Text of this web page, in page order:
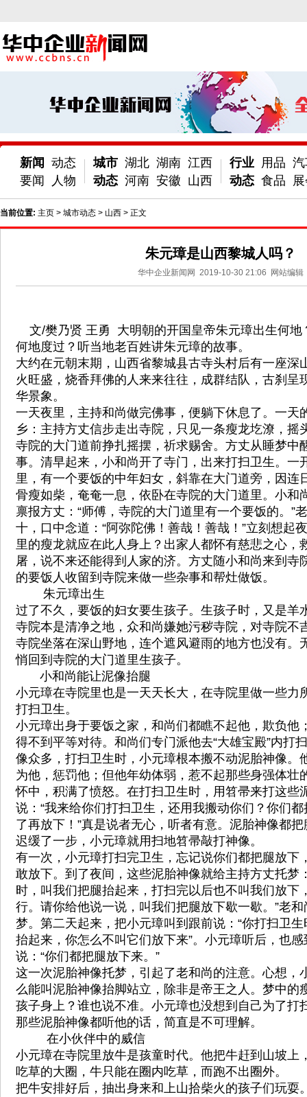
新闻
要闻
动态
人物
城市
动态
湖北 湖南 江西
河南 安徽 山西
行业
动态
用品
食品
当前位置: 主页 > 城市动态 > 山西 > 正文
朱元璋是山西黎城人吗？
华中企业新闻网 2019-10-30 21:06 网站编辑
文/樊乃贤 王勇 大明朝的开国皇帝朱元璋出生何地
何地度过？听当地老百姓讲朱元璋的故事。
大约在元朝末期，山西省黎城县古寺头村后有一座深
火旺盛，烧香拜佛的人来来往往，成群结队，古刹呈
华景象。
一天夜里，主持和尚做完佛事，便躺下休息了。一天
乡：主持方丈信步走出寺院，只见一条瘦龙圪潦，摇
寺院的大门道前挣扎摇摆，祈求赐舍。方丈从睡梦中
事。清早起来，小和尚开了寺门，出来打扫卫生。一
里，有一个要饭的中年妇女，斜靠在大门道旁，因连
骨瘦如柴，奄奄一息，依卧在寺院的大门道里。小和
禀报方丈：“师傅，寺院的大门道里有一个要饭的。”
十，口中念道：“阿弥陀佛！善哉！善哉！”立刻想起
里的瘦龙就应在此人身上？出家人都怀有慈悲之心，
屠，说不来还能得到人家的济。方丈随小和尚来到寺
的要饭人收留到寺院来做一些杂事和帮灶做饭。
朱元璋出生
过了不久，要饭的妇女要生孩子。生孩子时，又是羊
寺院本是清净之地，众和尚嫌她污秽寺院，对寺院不
寺院坐落在深山野地，连个遮风避雨的地方也没有。
悄回到寺院的大门道里生孩子。
小和尚能让泥像抬腿
小元璋在寺院里也是一天天长大，在寺院里做一些力
打扫卫生。
小元璋出身于要饭之家，和尚们都瞧不起他，欺负他
得不到平等对待。和尚们专门派他去“大雄宝殿”内打
像众多，打扫卫生时，小元璋根本搬不动泥胎神像。
为他，惩罚他；但他年幼体弱，惹不起那些身强体壮
怀中，积满了愤怒。在打扫卫生时，用笤帚来打这些
说：“我来给你们打扫卫生，还用我搬动你们？你们
了再放下！”真是说者无心，听者有意。泥胎神像都
迟缓了一步，小元璋就用扫地笤帚敲打神像。
有一次，小元璋打扫完卫生，忘记说你们都把腿放下
敢放下。到了夜间，这些泥胎神像就给主持方丈托梦
时，叫我们把腿抬起来，打扫完以后也不叫我们放下
行。请你给他说一说，叫我们把腿放下歇一歇。”老
梦。第二天起来，把小元璋叫到跟前说：“你打扫卫
抬起来，你怎么不叫它们放下来”。小元璋听后，也
说：“你们都把腿放下来。”
这一次泥胎神像托梦，引起了老和尚的注意。心想，
么能叫泥胎神像抬脚站立，除非是帝王之人。梦中的
孩子身上？谁也说不准。小元璋也没想到自己为了打
那些泥胎神像都听他的话，简直是不可理解。
在小伙伴中的威信
小元璋在寺院里放牛是孩童时代。他把牛赶到山坡上
吃草的大圈，牛只能在圈内吃草，而跑不出圈外。
把牛安排好后，抽出身来和上山拾柴火的孩子们玩耍